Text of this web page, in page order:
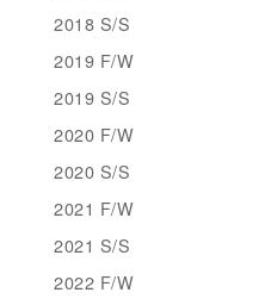
2018 S/S
2019 F/W
2019 S/S
2020 F/W
2020 S/S
2021 F/W
2021 S/S
2022 F/W